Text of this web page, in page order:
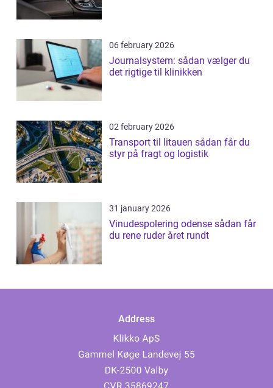
06 february 2026
Journalsystem: sådan vælger du
det rigtige til klinikken
02 february 2026
Transport til litauen sådan får du
styr på fragt og logistik
31 january 2026
Vinudespolering odense sådan får
du rene ruder året rundt
Address